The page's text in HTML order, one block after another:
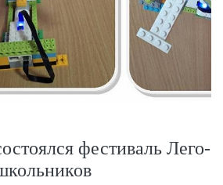
фестиваль Лего-